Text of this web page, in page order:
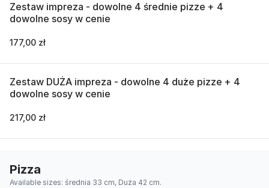
Zestaw impreza - dowolne 4 średnie pizze + 4
dowolne sosy w cenie
177,00 zł
Zestaw DUŻA impreza - dowolne 4 duże pizze + 4
dowolne sosy w cenie
217,00 zł
Pizza
Available sizes: średnia 33 cm, Duża 42 cm.